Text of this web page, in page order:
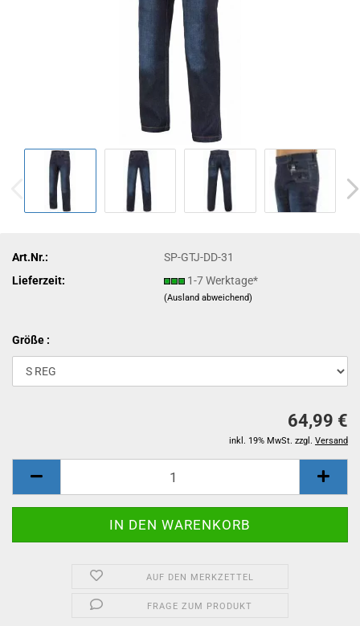
Art.Nr.:
SP-GTJ-DD-31
Lieferzeit:
1-7 Werktage*
(Ausland abweichend)
Größe :
64,99 €
inkl. 19% MwSt. zzgl. Versand
AUF DEN MERKZETTEL
FRAGE ZUM PRODUKT